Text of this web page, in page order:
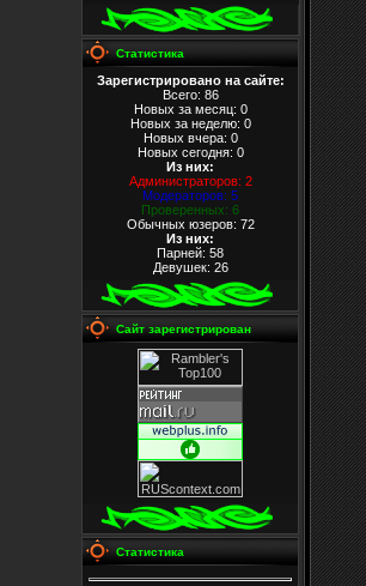
Статистика
Зарегистрировано на сайте:
Всего: 86
Новых за месяц: 0
Новых за неделю: 0
Новых вчера: 0
Новых сегодня: 0
Из них:
Администраторов: 2
Модераторов: 5
Проверенных: 6
Обычных юзеров: 72
Из них:
Парней: 58
Девушек: 26
Сайт зарегистрирован
Статистика